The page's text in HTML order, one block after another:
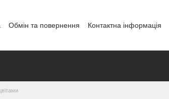
Обмін та повернення Контактна інформація